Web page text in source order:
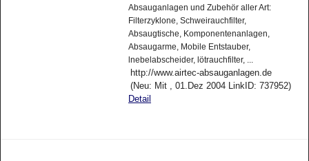
Absauganlagen und Zubehör aller Art:
Filterzyklone, Schweirauchfilter,
Absaugtische, Komponentenanlagen,
Absaugarme, Mobile Entstauber,
lnebelabscheider, lötrauchfilter, ...
http://www.airtec-absauganlagen.de
(Neu: Mit , 01.Dez 2004 LinkID: 737952)
Detail